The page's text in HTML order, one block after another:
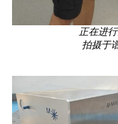
正在进
拍摄于